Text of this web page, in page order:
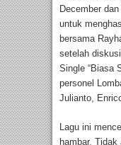
December
untuk
bersama
setelah
Single “Biasa
personel
Julianto,
Lagu ini
hambar.